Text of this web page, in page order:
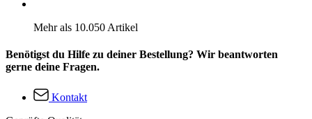
Mehr als 10.050 Artikel
Benötigst du Hilfe zu deiner Bestellung? Wir beantworten
gerne deine Fragen.
Kontakt